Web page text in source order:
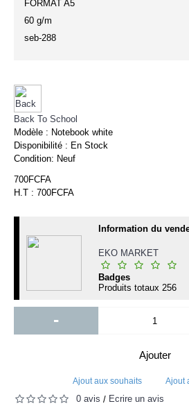
FORMAT A5
60 g/m
seb-288
Back To School
Modèle : Notebook white
Disponibilité : En Stock
Condition: Neuf
700FCFA
H.T : 700FCFA
Information du
EKO MARKET
Badges
Produits totaux 256
-
Ajouter
Ajout aux souhaits Ajout
0 avis / Écrire un avis